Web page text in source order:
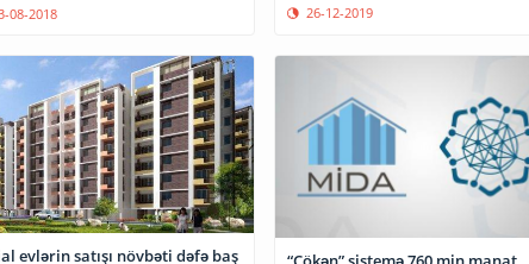
08-2018 26-12-2019
evlərin satışı növbəti dəfə baş